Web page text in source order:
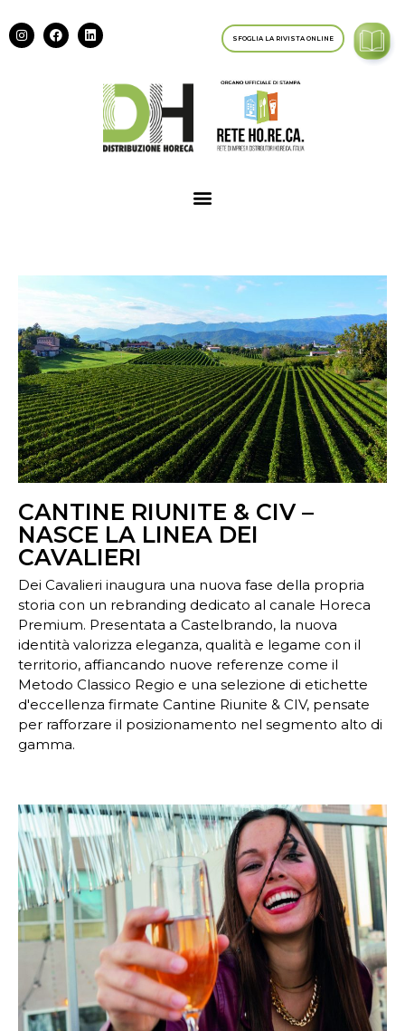
SFOGLIA LA RIVISTA ONLINE
CANTINE RIUNITE & CIV –
NASCE LA LINEA DEI
CAVALIERI
Dei Cavalieri inaugura una nuova fase della propria
storia con un rebranding dedicato al canale Horeca
Premium. Presentata a Castelbrando, la nuova
identità valorizza eleganza, qualità e legame con il
territorio, affiancando nuove referenze come il
Metodo Classico Regio e una selezione di etichette
d'eccellenza firmate Cantine Riunite & CIV, pensate
per rafforzare il posizionamento nel segmento alto di
gamma.